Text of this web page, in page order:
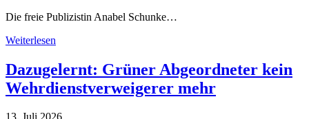
Die freie Publizistin Anabel Schunke…
Weiterlesen
Dazugelernt: Grüner Abgeordneter kein
Wehrdienstverweigerer mehr